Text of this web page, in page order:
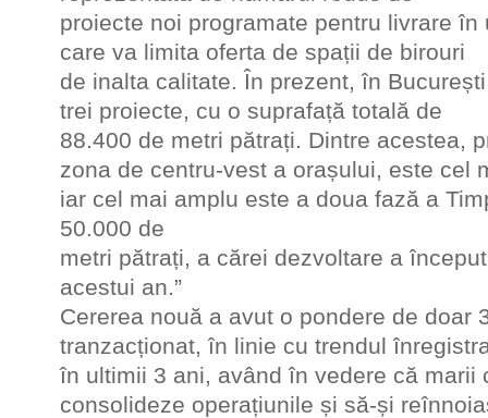
proiecte noi programate pentru livrare
care va limita oferta de spații de birouri
de inalta calitate. În prezent, în
trei proiecte, cu o suprafață totală de
88.400 de metri pătrați. Dintre acestea,
zona de centru-vest a orașului, este cel
iar cel mai amplu este a doua fază a
50.000 de
metri pătrați, a cărei dezvoltare a
acestui an.”
Cererea nouă a avut o pondere de doar
tranzacționat, în linie cu trendul
în ultimii 3 ani, având în vedere că marii
consolideze operațiunile și să-și